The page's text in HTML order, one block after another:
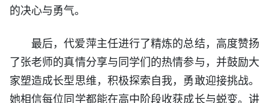
的决心与勇气。
最后，代爱萍主任进行了精炼的总结，高度赞扬
了张老师的真情分享与同学们的热情参与，并鼓励大
家塑造成长型思维，积极探索自我，勇敢迎接挑战。
她相信每位同学都能在高中阶段收获成长与蜕变。讲